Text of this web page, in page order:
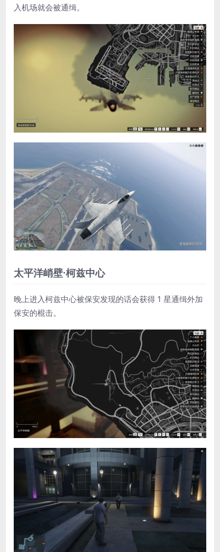
入机场就会被通缉。
太平洋峭壁·柯兹中心
晚上进入柯兹中心被保安发现的话会获得 1 星通缉外加
保安的棍击。